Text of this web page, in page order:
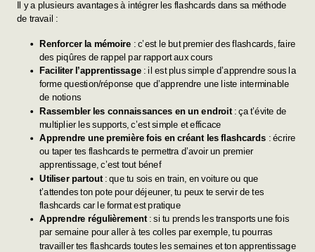
Il y a plusieurs avantages à intégrer les flashcards dans sa méthode
de travail :
Renforcer la mémoire : c’est le but premier des flashcards, faire
des piqûres de rappel par rapport aux cours
Faciliter l’apprentissage: il est plus simple d’apprendre sous la
forme question/réponse que d’apprendre une liste interminable
de notions
Rassembler les connaissances en un endroit: ça t’évite de
multiplier les supports, c’est simple et efficace
Apprendre une première fois en créant les flashcards : écrire
ou taper tes flashcards te permettra d’avoir un premier
apprentissage, c’est tout bénef
Utiliser partout : que tu sois en train, en voiture ou que
t’attendes ton pote pour déjeuner, tu peux te servir de tes
flashcards car le format est pratique
Apprendre régulièrement : si tu prends les transports une fois
par semaine pour aller à tes colles par exemple, tu pourras
travailler tes flashcards toutes les semaines et ton apprentissage